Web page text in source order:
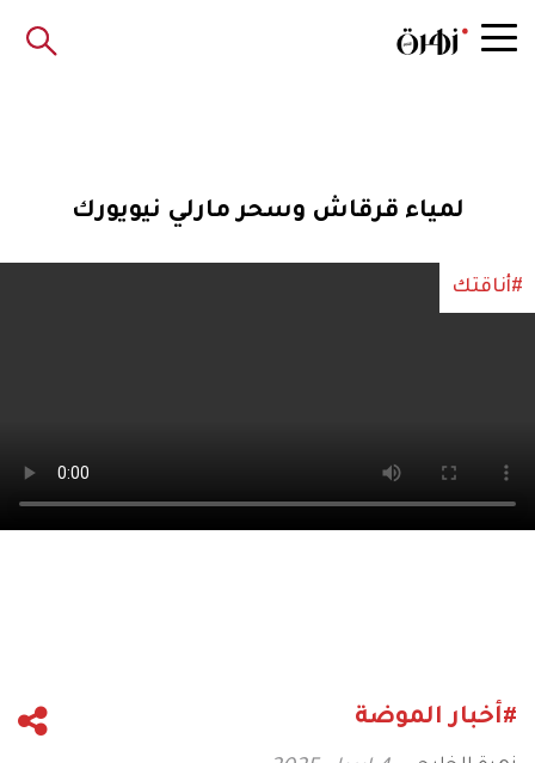
لمياء قرقاش وسحر مارلي نيويورك
#أناقتك
#أخبار الموضة